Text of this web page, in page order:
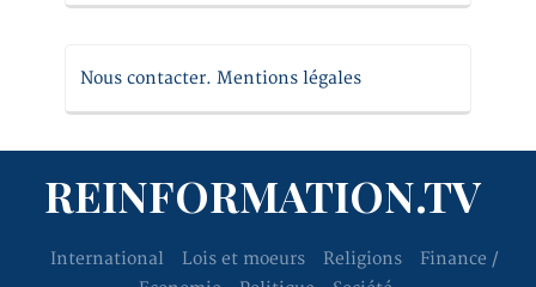
Nous contacter. Mentions légales
REINFORMATION.TV
International Lois et moeurs Religions
Finance /